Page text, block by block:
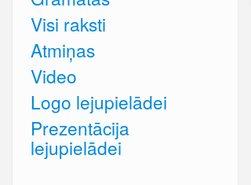
Visi raksti
Atmiņas
Video
Logo lejupielādei
Prezentācija
lejupielādei